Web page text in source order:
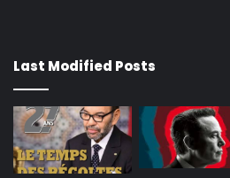
Last Modified Posts